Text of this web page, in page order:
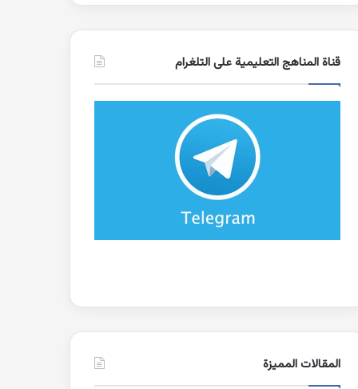
قناة المناهج التعليمية على التلغرام
المقالات المميزة